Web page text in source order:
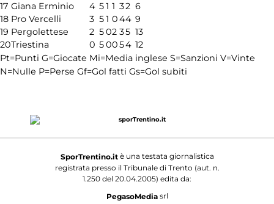
17 Giana Erminio 4 51 1 32 6
18 Pro Vercelli 3 51 044 9
19 Pergolettese 2 502 35 13
20Triestina 0 50054 12
Pt=Punti G=Giocate Mi=Media inglese S=Sanzioni V=Vinte
N=Nulle P=Perse Gf=Gol fatti Gs=Gol subiti
SporTrentino.itè una testata giornalistica
registrata presso il Tribunale di Trento (aut. n.
1.250 del 20.04.2005) edita da:
PegasoMediasrl